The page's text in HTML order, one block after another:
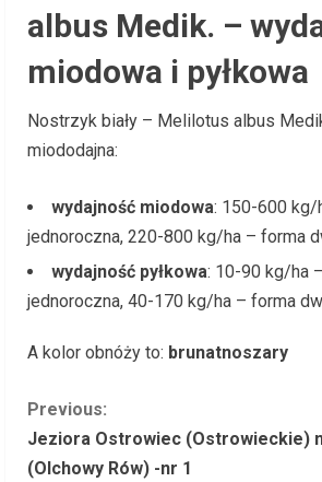
albus Medik. –
miodowa i pyłkowa
Nostrzyk biały – Melilotus albus
miododajna:
wydajność miodowa: 150-600 kg/
jednoroczna, 220-800 kg/ha – forma
wydajność pyłkowa: 10-90 kg/ha
jednoroczna, 40-170 kg/ha – forma
A kolor obnóży to: brunatnoszary
C
o
Previous:
Jeziora Ostrowiec (Ostrowieckie)
(Olchowy Rów) -nr 1